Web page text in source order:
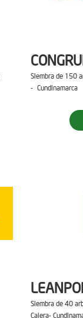
Siembra de 150
- Cundinamarca
Siembra de 40
Calera-